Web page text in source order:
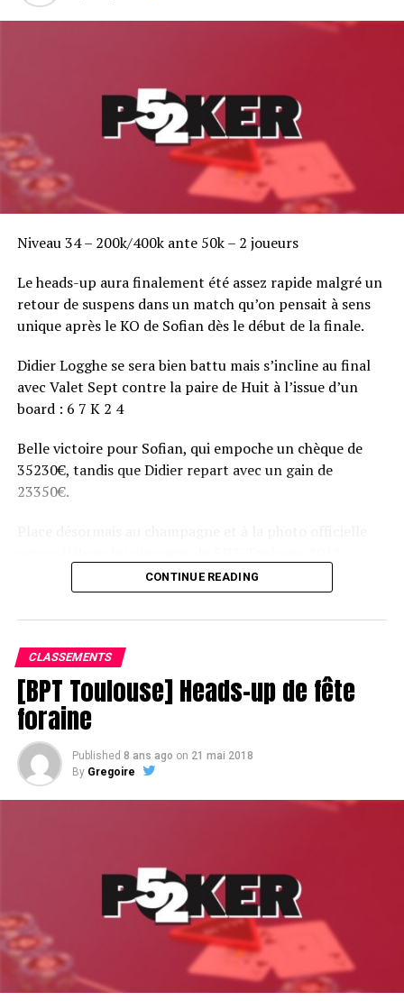
Niveau 34 – 200k/400k ante 50k – 2 joueurs
Le heads-up aura finalement été assez rapide malgré un
retour de suspens dans un match qu’on pensait à sens
unique après le KO de Sofian dès le début de la finale.
Didier Logghe se sera bien battu mais s’incline au final
avec Valet Sept contre la paire de Huit à l’issue d’un
board : 6 7 K 2 4
Belle victoire pour Sofian, qui empoche un chèque de
35230€, tandis que Didier repart avec un gain de
23350€.
CONTINUE READING
CLASSEMENTS
[BPT Toulouse] Heads-up de fête
foraine
Published 8 ans ago on 21 mai 2018
By Gregoire